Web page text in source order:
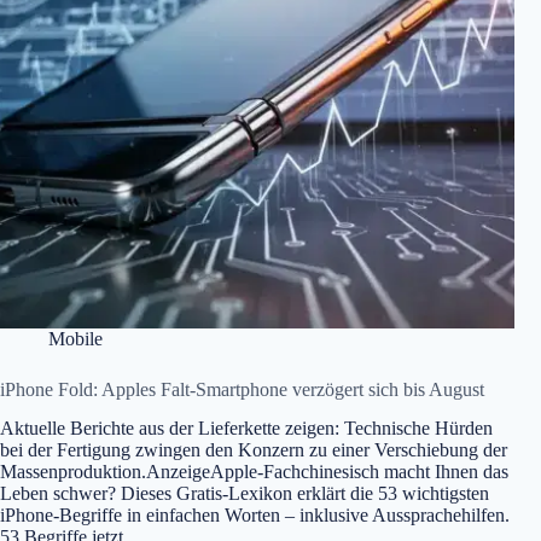
Mobile
iPhone Fold: Apples Falt-Smartphone verzögert sich bis August
Aktuelle Berichte aus der Lieferkette zeigen: Technische Hürden
bei der Fertigung zwingen den Konzern zu einer Verschiebung der
Massenproduktion.AnzeigeApple-Fachchinesisch macht Ihnen das
Leben schwer? Dieses Gratis-Lexikon erklärt die 53 wichtigsten
iPhone-Begriffe in einfachen Worten – inklusive Aussprachehilfen.